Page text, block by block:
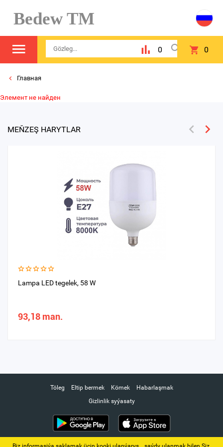
Bedew TM
0 0
Главная
Элемент не найден
MEŇZEŞ HARYTLAR
Lampa LED tegelek, 58 W
93,18 man.
Töleg Eltip bermek Kömek
Habarlaşmak
Gizlinlik syýasaty